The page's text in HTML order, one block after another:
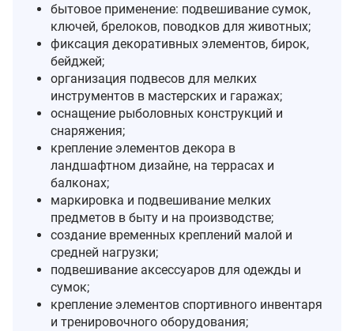
бытовое применение: подвешивание сумок,
ключей, брелоков, поводков для животных;
фиксация декоративных элементов, бирок,
бейджей;
организация подвесов для мелких
инструментов в мастерских и гаражах;
оснащение рыболовных конструкций и
снаряжения;
крепление элементов декора в
ландшафтном дизайне, на террасах и
балконах;
маркировка и подвешивание мелких
предметов в быту и на производстве;
создание временных креплений малой и
средней нагрузки;
подвешивание аксессуаров для одежды и
сумок;
крепление элементов спортивного инвентаря
и тренировочного оборудования;